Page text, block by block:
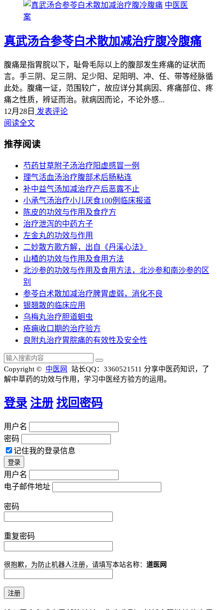
中医医
案
真武汤合参苓白术散加减治疗腹冷腹痛
腹痛是指胃脘以下，耻骨毛际以上的腹部发生疼痛的证状而
言。手三阴、足三阴、足少阳、足阳明、冲、任、带等经脉循
此处。腹痛一证，范围较广，故应详分其病因、疼痛部位、疼
痛之性质，辨证而治。就病因而论，不论外感...
12月28日 发表评论
阅读全文
推荐阅读
芍药甘草附子汤治疗阳虚感冒一例
理气活血汤治疗腹部术后肠粘连
补中益气汤加减治疗产后恶露不止
小承气汤治疗小儿厌食100例临床报道
陈皮的功效与作用及食疗方
治疗泄泻的中药方子
左金丸的功效与作用
二妙散方歌方解，出自《丹溪心法》
山楂的功效与作用及食用方法
北沙参的功效与作用及食用方法，北沙参和南沙参的区
别
参苓白术散加减治疗脾胃虚弱，消化不良
银翘散的临床应用
乌梅丸治疗胆道蛔虫
疮痈收口期的治疗验方
良附丸治疗胃脘痛的有效性及安全性
Copyright © 中医网 站长QQ：3360521511 分享中医药知识，了
解中草药的功效与作用，学习中医经方验方的运用。
登录 注册 找回密码
用户名
密码
记住我的登录信息
用户名
电子邮件地址
密码
重复密码
很抱歉，为防止机器人注册，请填写本站名称： 道医网